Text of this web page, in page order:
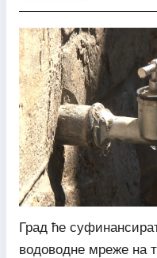
Град ће
водоводне мреже на